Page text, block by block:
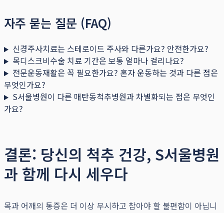
자주 묻는 질문 (FAQ)
신경주사치료는 스테로이드 주사와 다른가요? 안전한가요?
목디스크비수술 치료 기간은 보통 얼마나 걸리나요?
전문운동재활은 꼭 필요한가요? 혼자 운동하는 것과 다른 점은
무엇인가요?
S서울병원이 다른 매탄동척추병원과 차별화되는 점은 무엇인
가요?
결론: 당신의 척추 건강, S서울병원
과 함께 다시 세우다
목과 어깨의 통증은 더 이상 무시하고 참아야 할 불편함이 아닙니